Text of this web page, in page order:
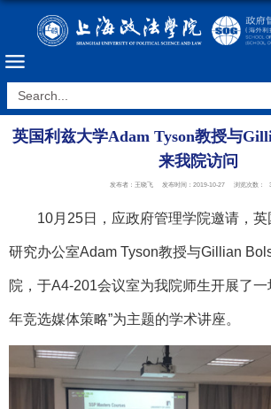
英国利兹大学Adam Tyson教授与
来我院访问
发布者：王晓飞 发布时间：2019-10-27 浏览次数：
10月 25日 ，应政府管理学院邀请，英
研究办公室Adam Tyson教授与Gillian
院，于A4-201会议室为我院师生开展了一
年竞选媒体策略”为主题的学术讲座。